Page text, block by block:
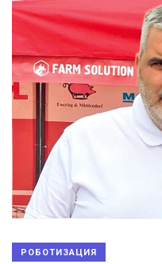
РОБОТИЗАЦИЯ